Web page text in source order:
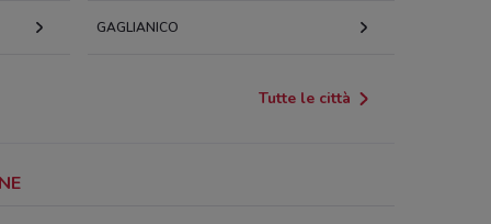
GAGLIANICO
Tutte le città